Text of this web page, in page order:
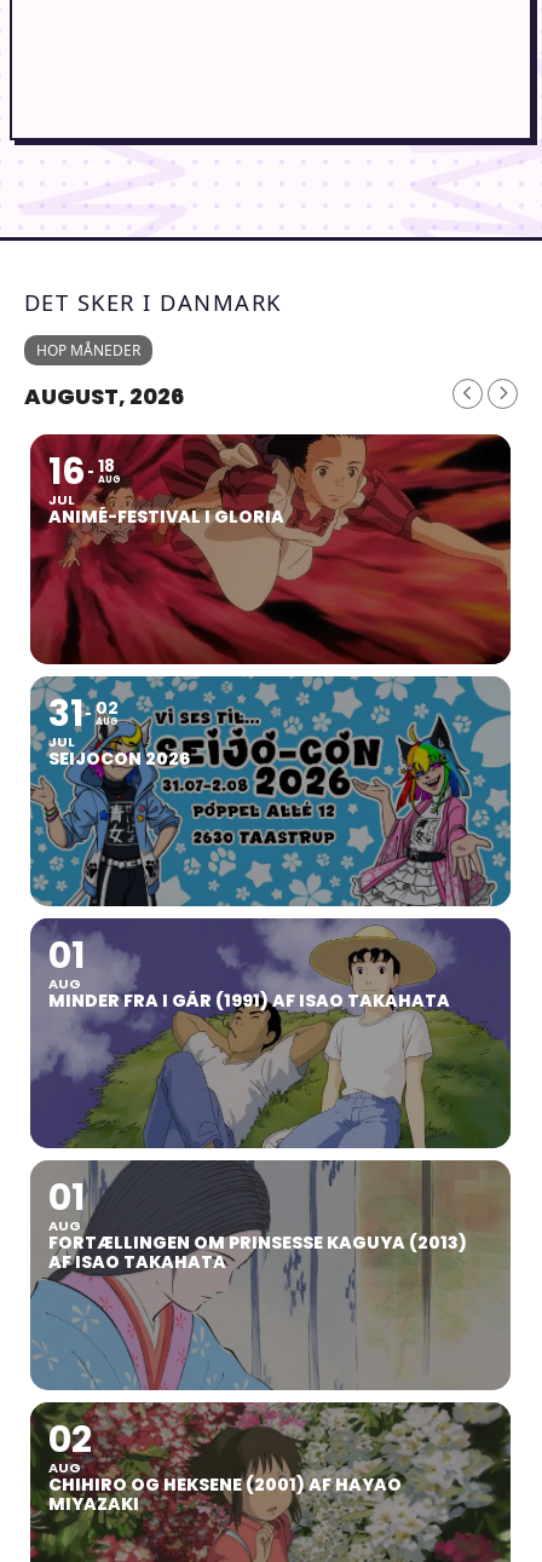
DET SKER I DANMARK
HOP MÅNEDER
AUGUST, 2026
16
JUL
18
AUG
ANIMÉ-FESTIVAL I GLORIA
31
JUL
02
AUG
SEIJOCON 2026
01
AUG
MINDER FRA I GÅR (1991) AF ISAO TAKAHATA
01
AUG
FORTÆLLINGEN OM PRINSESSE KAGUYA (2013)
AF ISAO TAKAHATA
02
AUG
CHIHIRO OG HEKSENE (2001) AF HAYAO
MIYAZAKI